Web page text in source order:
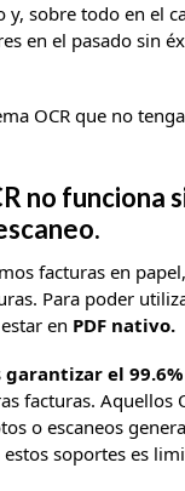
y, sobre todo en el
en el pasado sin
OCR que no
no funciona
facturas en
Para poder
en PDF nativo.
garantizar el
facturas. Aquellos
o escaneos
soportes es